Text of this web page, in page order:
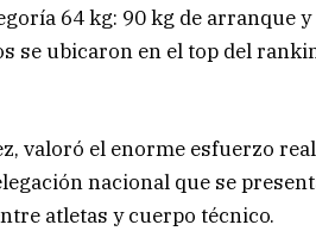
64 kg: 90 kg de arranque
se ubicaron en el top del
valoró el enorme esfuerzo
nacional que se
atletas y cuerpo técnico.